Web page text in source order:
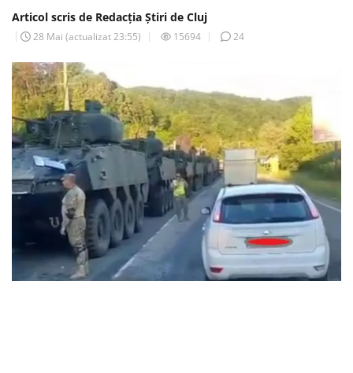
Articol scris de Redacția Știri de Cluj
28 Mai (actualizat23:55) 15694 24